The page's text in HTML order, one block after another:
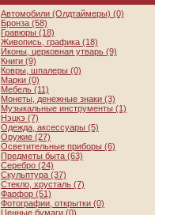
Автомобили (Олдтаймеры) (0)
Бронза (58)
Гравюры (18)
Живопись, графика (18)
Иконы, церковная утварь (9)
Книги (9)
Ковры, шпалеры (0)
Марки (0)
Мебель (11)
Монеты, денежные знаки (3)
Музыкальные инструменты (1)
Нэцкэ (7)
Одежда, аксессуары (5)
Оружие (27)
Осветительные приборы (6)
Предметы быта (63)
Серебро (24)
Скульптура (37)
Стекло, хрусталь (7)
Фарфор (51)
Фотографии, открытки (0)
Ценные бумаги (0)